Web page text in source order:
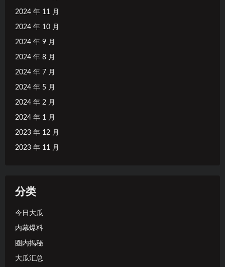
2024 年 11 月
2024 年 10 月
2024 年 9 月
2024 年 8 月
2024 年 7 月
2024 年 5 月
2024 年 2 月
2024 年 1 月
2023 年 12 月
2023 年 11 月
分类
今日大瓜
内幕爆料
圈内揭秘
大瓜汇总